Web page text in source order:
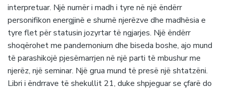
interpretuar. Një numër i madh i tyre në një ëndërr
personifikon energjinë e shumë njerëzve dhe madhësia e
tyre flet për statusin jozyrtar të ngjarjes. Një ëndërr
shoqërohet me pandemonium dhe biseda boshe, ajo mund
të parashikojë pjesëmarrjen në një parti të mbushur me
njerëz, një seminar. Një grua mund të presë një shtatzëni.
Libri i ëndrrave të shekullit 21, duke shpjeguar se çfarë do